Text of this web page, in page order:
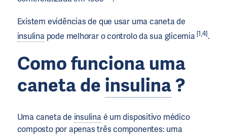
Existem evidências de que usar uma caneta de
insulina pode melhorar o controlo da sua glicemia[1,4].
Como funciona uma
caneta de insulina?
Uma caneta de insulina é um dispositivo médico
composto por apenas três componentes: uma